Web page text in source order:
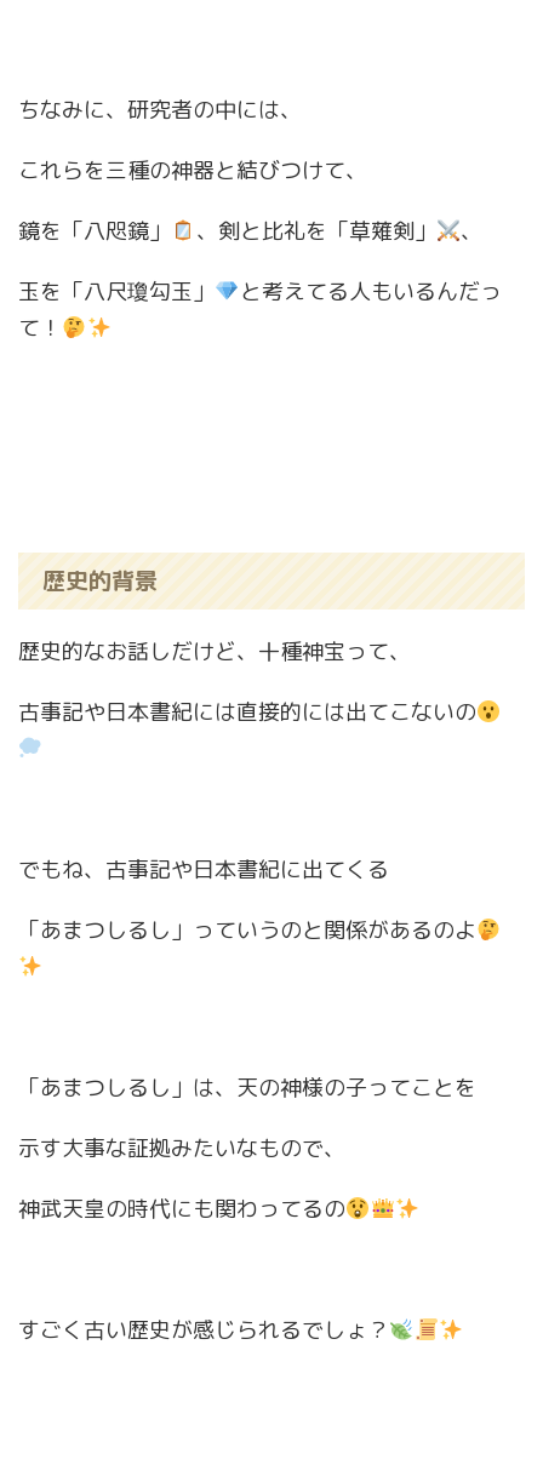
ちなみに、研究者の中には、
これらを三種の神器と結びつけて、
鏡を「八咫鏡」
、剣と比礼を「草薙剣」
、
玉を「八尺瓊勾玉」
と考えてる人もいるんだっ
て！
歴史的背景
歴史的なお話しだけど、十種神宝って、
古事記や日本書紀には直接的には出てこないの
でもね、古事記や日本書紀に出てくる
「あまつしるし」っていうのと関係があるのよ
「あまつしるし」は、天の神様の子ってことを
示す大事な証拠みたいなもので、
神武天皇の時代にも関わってるの
すごく古い歴史が感じられるでしょ？